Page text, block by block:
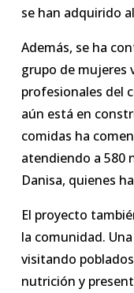
se han adquirido
Además, se ha
grupo de mujeres
profesionales del
aún está en
comidas ha
atendiendo a 580
Danisa, quienes
El proyecto
la comunidad.
visitando
nutrición y